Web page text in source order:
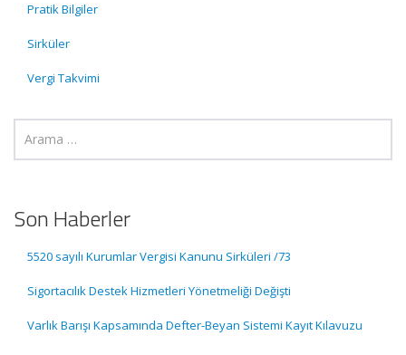
Pratik Bilgiler
Sirküler
Vergi Takvimi
Son Haberler
5520 sayılı Kurumlar Vergisi Kanunu Sirküleri /73
Sigortacılık Destek Hizmetleri Yönetmeliği Değişti
Varlık Barışı Kapsamında Defter-Beyan Sistemi Kayıt Kılavuzu